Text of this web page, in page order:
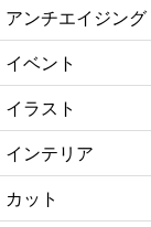
アンチエイジング
イベント
イラスト
インテリア
カット